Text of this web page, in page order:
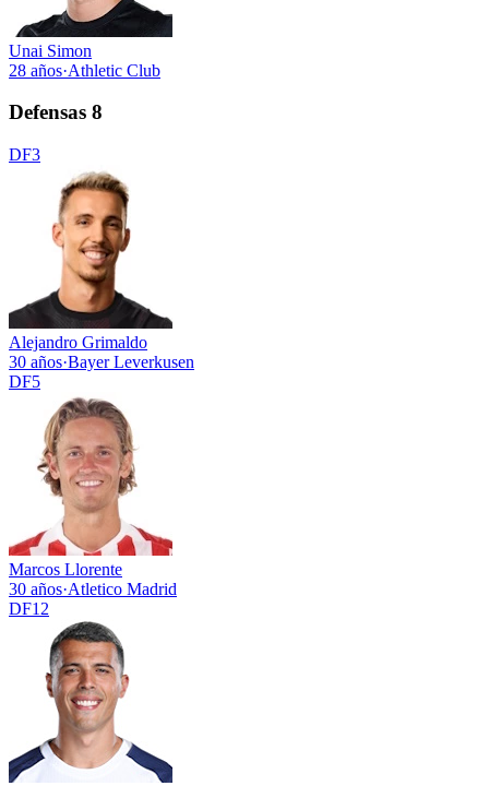
Unai Simon
28 años·Athletic Club
Defensas 8
DF3
Alejandro Grimaldo
30 años·Bayer Leverkusen
DF5
Marcos Llorente
30 años·Atletico Madrid
DF12